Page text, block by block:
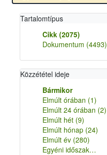
Tartalomtípus
Cikk (2075)
Dokumentum (4493)
Közzététel ideje
Bármikor
Elmúlt órában (1)
Elmúlt 24 órában (2)
Elmúlt hét (9)
Elmúlt hónap (24)
Elmúlt év (280)
Egyéni időszak…